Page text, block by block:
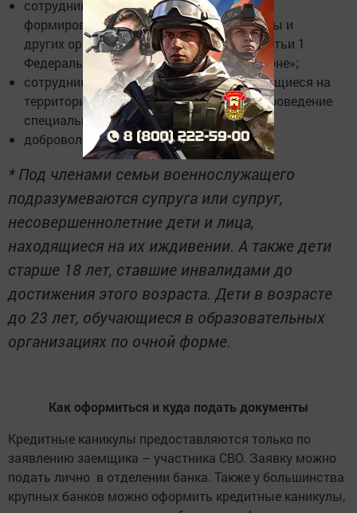
сотрудники спасательных воинских
формирований МЧС, военной прокуратуры и
других органов, указанных в пункте 6 статьи 1
Федерального закона № 61-ФЗ «Об обороне»;
сотрудники пограничной службы, находящиеся на
территории России и обеспечивающие проведение
специальной военной операции;
добровольцы.
* Под членами семьи военнослужащего
подразумеваются супруга или супруг,
несовершеннолетние дети и лица,
находящиеся на их иждивении. А также дети
старше 18 лет, ставшие инвалидами до
достижения этого возраста. Дети в возрасте
до 23 лет, обучающиеся в образовательных
организациях по очной форме.
Как оформиться и куда подать документы
Кредитные каникулы предоставляются только по
заявлению заемщика – участника СВО. Заявку можно
подать лично в отделении банка. Также у большинства
крупных банков можно оформить кредитные каникулы,